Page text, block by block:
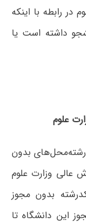
رابطه با اینکه
داشته است یا
بدون
عالی وزارت علوم
کردیم که وی با اشاره به ۷۰۰ کدرشته بدون مجوز
این دانشگاه تا